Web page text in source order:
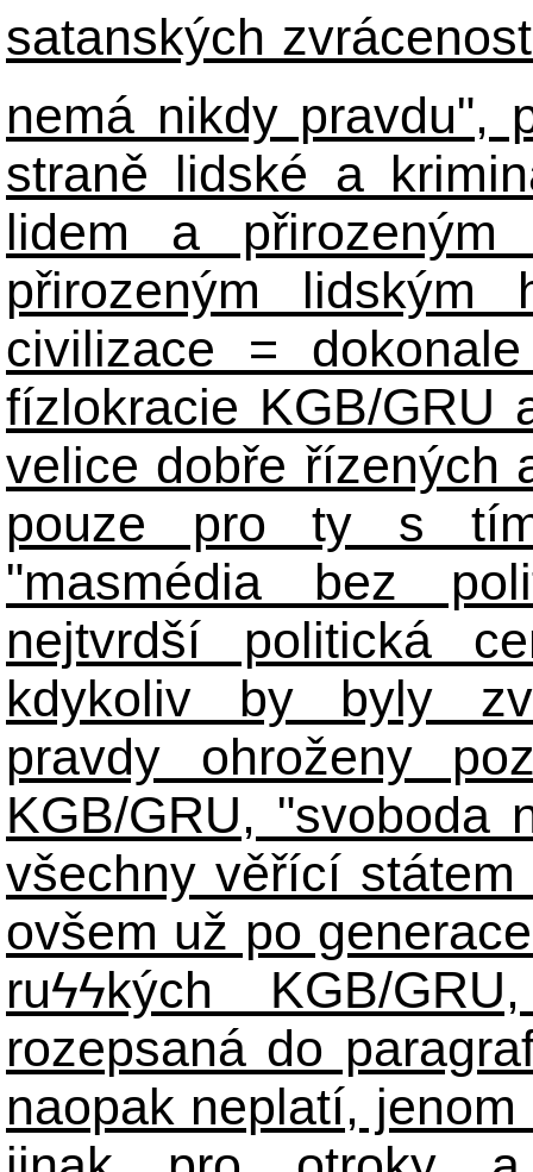
satanských
nemá nikdy pravdu",
straně lidské a
lidem a
přirozeným
civilizace =
fízlokracie KGB/GRU
velice dobře řízených
pouze pro ty s
"masmédia bez
nejtvrdší politická
kdykoliv by byly
pravdy ohroženy
KGB/GRU, "svoboda
všechny věřící
ovšem už po
ruϟϟkých KGB/
rozepsaná do
naopak neplatí,